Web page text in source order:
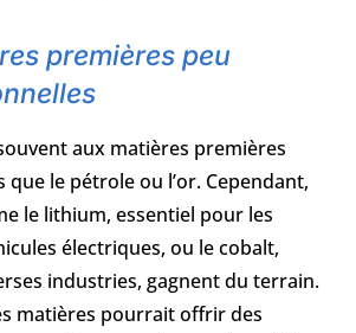
premières peu
aux matières premières
que le pétrole ou l’or. Cependant,
le lithium, essentiel pour les
électriques, ou le cobalt,
industries, gagnent du terrain.
matières pourrait offrir des